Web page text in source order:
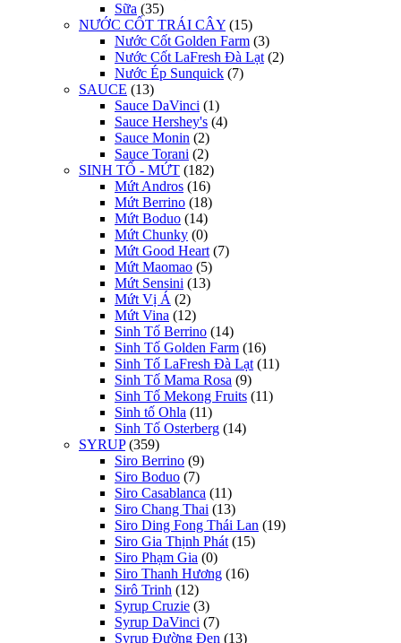
Sữa (35)
NƯỚC CỐT TRÁI CÂY (15)
Nước Cốt Golden Farm (3)
Nước Cốt LaFresh Đà Lạt (2)
Nước Ép Sunquick (7)
SAUCE (13)
Sauce DaVinci (1)
Sauce Hershey's (4)
Sauce Monin (2)
Sauce Torani (2)
SINH TỐ - MỨT (182)
Mứt Andros (16)
Mứt Berrino (18)
Mứt Boduo (14)
Mứt Chunky (0)
Mứt Good Heart (7)
Mứt Maomao (5)
Mứt Sensini (13)
Mứt Vị Á (2)
Mứt Vina (12)
Sinh Tố Berrino (14)
Sinh Tố Golden Farm (16)
Sinh Tố LaFresh Đà Lạt (11)
Sinh Tố Mama Rosa (9)
Sinh Tố Mekong Fruits (11)
Sinh tố Ohla (11)
Sinh Tố Osterberg (14)
SYRUP (359)
Siro Berrino (9)
Siro Boduo (7)
Siro Casablanca (11)
Siro Chang Thai (13)
Siro Ding Fong Thái Lan (19)
Siro Gia Thịnh Phát (15)
Siro Phạm Gia (0)
Siro Thanh Hương (16)
Sirô Trinh (12)
Syrup Cruzie (3)
Syrup DaVinci (7)
Syrup Đường Đen (13)